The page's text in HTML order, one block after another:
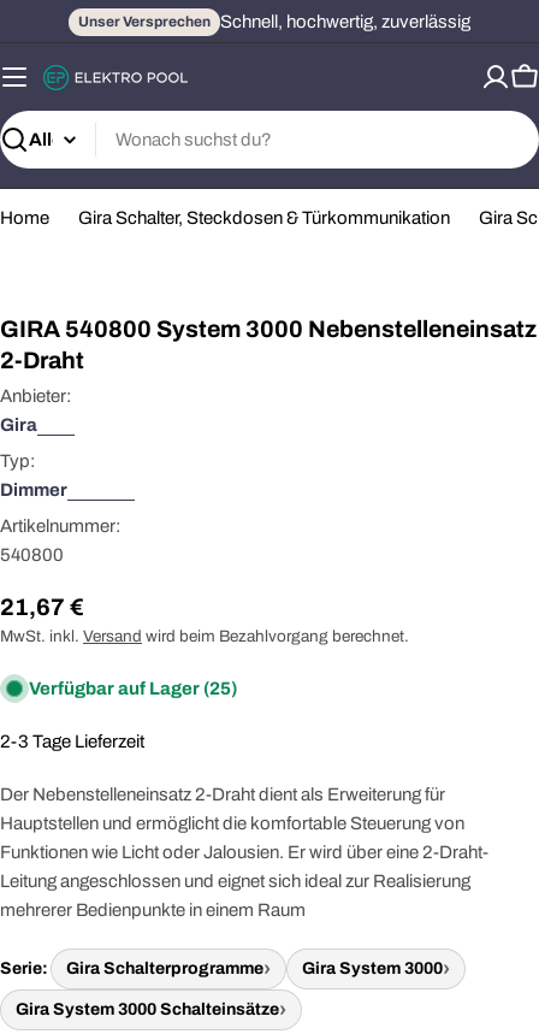
Inhalt
springen
Unser Versprechen Schnell, hochwertig, zuverlässig
Suchen
Home Gira Schalter, Steckdosen & Türkommunikation Gira
GIRA 540800 System 3000 Nebenstelleneinsatz
2-Draht
Anbieter:
Gira
Typ:
Dimmer
Artikelnummer:
540800
Regulärer
Preis
21,67 €
MwSt. inkl. Versand wird beim Bezahlvorgang berechnet.
Verfügbar auf Lager (25)
2-3 Tage Lieferzeit
Der Nebenstelleneinsatz 2-Draht dient als Erweiterung für
Hauptstellen und ermöglicht die komfortable Steuerung von
Funktionen wie Licht oder Jalousien. Er wird über eine 2-Draht-
Leitung angeschlossen und eignet sich ideal zur Realisierung
mehrerer Bedienpunkte in einem Raum
Serie: Gira Schalterprogramme Gira System 3000
Gira System 3000 Schalteinsätze